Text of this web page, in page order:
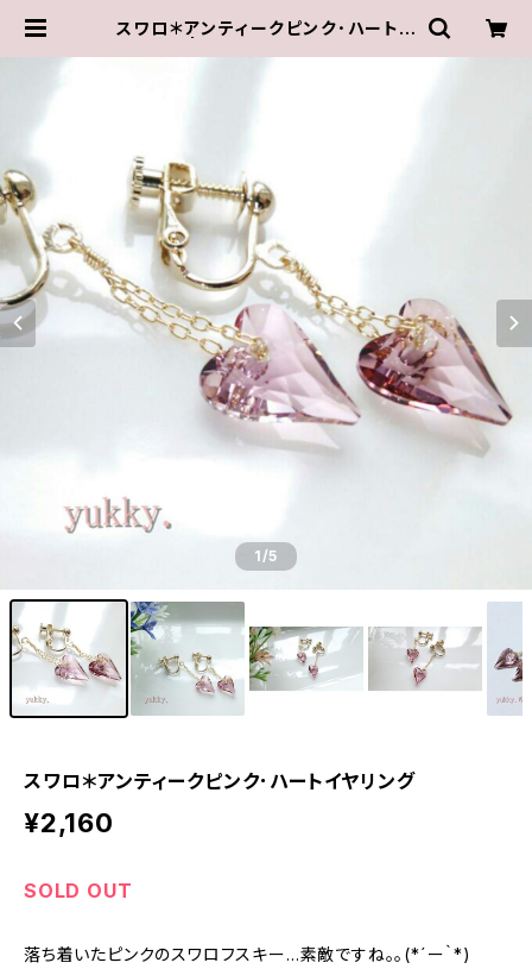
スワロ＊アンティークピンク･ハートイ
1/5
スワロ＊アンティークピンク･ハートイヤリング
¥2,160
SOLD OUT
落ち着いたピンクのスワロフスキー…素敵ですね。。(*´ー｀*)